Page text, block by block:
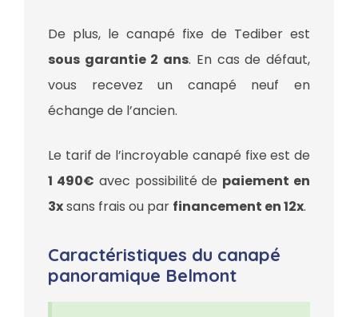
De plus, le canapé fixe de Tediber est
sous garantie 2 ans. En cas de défaut,
vous recevez un canapé neuf en
échange de l’ancien.
Le tarif de l’incroyable canapé fixe est de
1 490€ avec possibilité de paiement en
3xsans frais ou par financement en 12x.
Caractéristiques du canapé
panoramique Belmont